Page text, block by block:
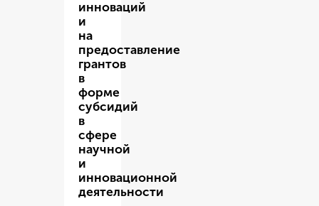
инноваций
и
на
предоставление
грантов
в
форме
субсидий
в
сфере
научной
и
инновационной
деятельности